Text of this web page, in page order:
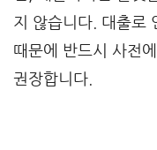
지 않습니다. 대출로
때문에 반드시 사전
권장합니다.